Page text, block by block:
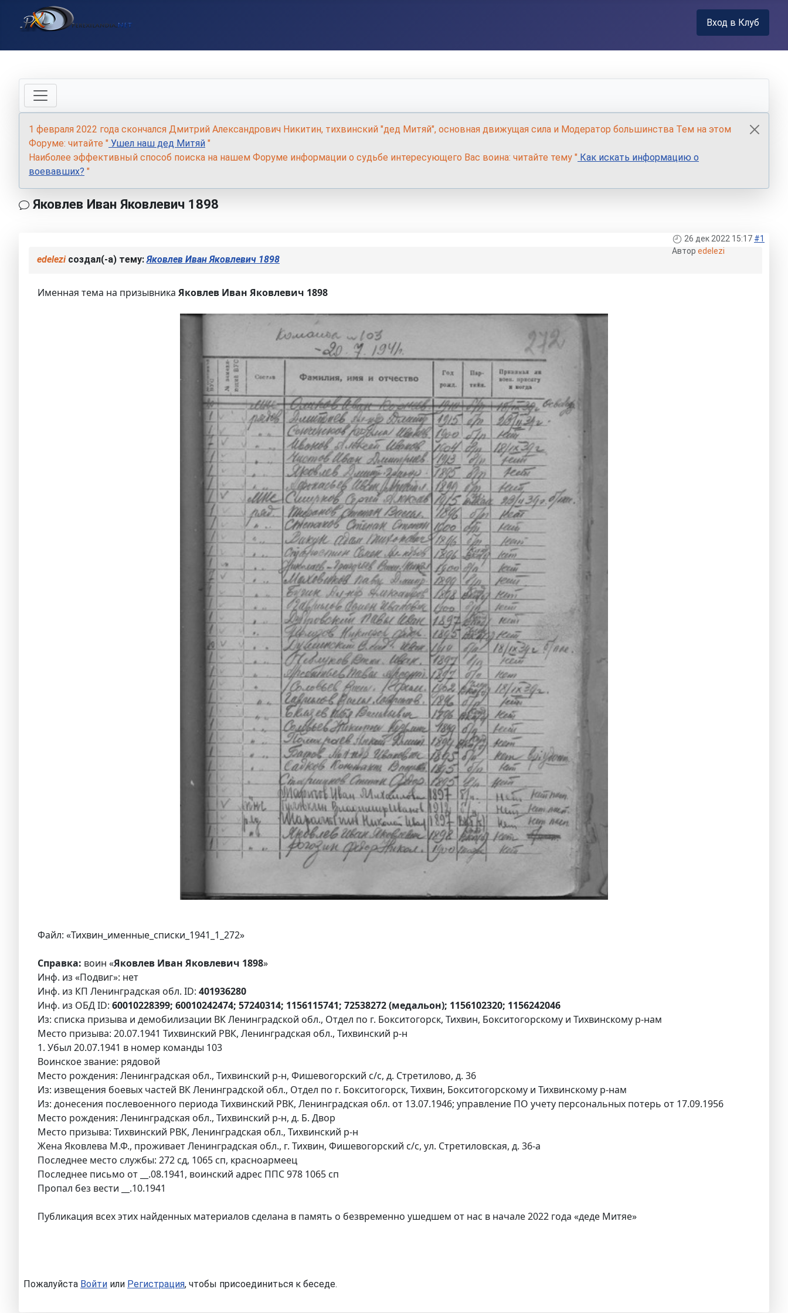
Вход в Клуб
1 февраля 2022 года скончался Дмитрий Александрович Никитин, тихвинский "дед Митяй", основная движущая сила и Модератор большинства Тем на этом
Форуме: читайте " Ушел наш дед Митяй "
Наиболее эффективный способ поиска на нашем Форуме информации о судьбе интересующего Вас воина: читайте тему " Как искать информацию о
воевавших? "
Яковлев Иван Яковлевич 1898
26 дек 2022 15:17 #1
Автор edelezi
edeleziсоздал(-а) тему:Яковлев Иван Яковлевич 1898
Именная тема на призывника Яковлев Иван Яковлевич 1898
Файл: «Тихвин_именные_списки_1941_1_272»
Справка: воин «Яковлев Иван Яковлевич 1898»
Инф. из «Подвиг»: нет
Инф. из КП Ленинградская обл. ID: 401936280
Инф. из ОБД ID: 60010228399; 60010242474; 57240314; 1156115741; 72538272 (медальон); 1156102320; 1156242046
Из: списка призыва и демобилизации ВК Ленинградской обл., Отдел по г. Бокситогорск, Тихвин, Бокситогорскому и Тихвинскому р-нам
Место призыва: 20.07.1941 Тихвинский РВК, Ленинградская обл., Тихвинский р-н
1. Убыл 20.07.1941 в номер команды 103
Воинское звание: рядовой
Место рождения: Ленинградская обл., Тихвинский р-н, Фишевогорский с/с, д. Стретилово, д. 36
Из: извещения боевых частей ВК Ленинградской обл., Отдел по г. Бокситогорск, Тихвин, Бокситогорскому и Тихвинскому р-нам
Из: донесения послевоенного периода Тихвинский РВК, Ленинградская обл. от 13.07.1946; управление ПО учету персональных потерь от 17.09.1956
Место рождения: Ленинградская обл., Тихвинский р-н, д. Б. Двор
Место призыва: Тихвинский РВК, Ленинградская обл., Тихвинский р-н
Жена Яковлева М.Ф., проживает Ленинградская обл., г. Тихвин, Фишевогорский с/с, ул. Стретиловская, д. 36-а
Последнее место службы: 272 сд, 1065 сп, красноармеец
Последнее письмо от __.08.1941, воинский адрес ППС 978 1065 сп
Пропал без вести __.10.1941
Публикация всех этих найденных материалов сделана в память о безвременно ушедшем от нас в начале 2022 года «деде Митяе»
Пожалуйста Войти или Регистрация, чтобы присоединиться к беседе.